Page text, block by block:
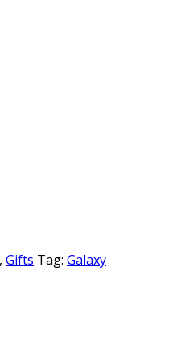
, Gifts Tag: Galaxy